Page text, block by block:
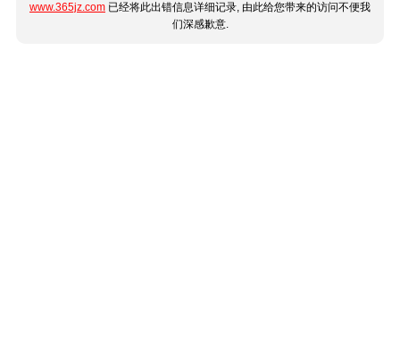
www.365jz.com 已经将此出错信息详细记录, 由此给您带来的访问不便我
们深感歉意.